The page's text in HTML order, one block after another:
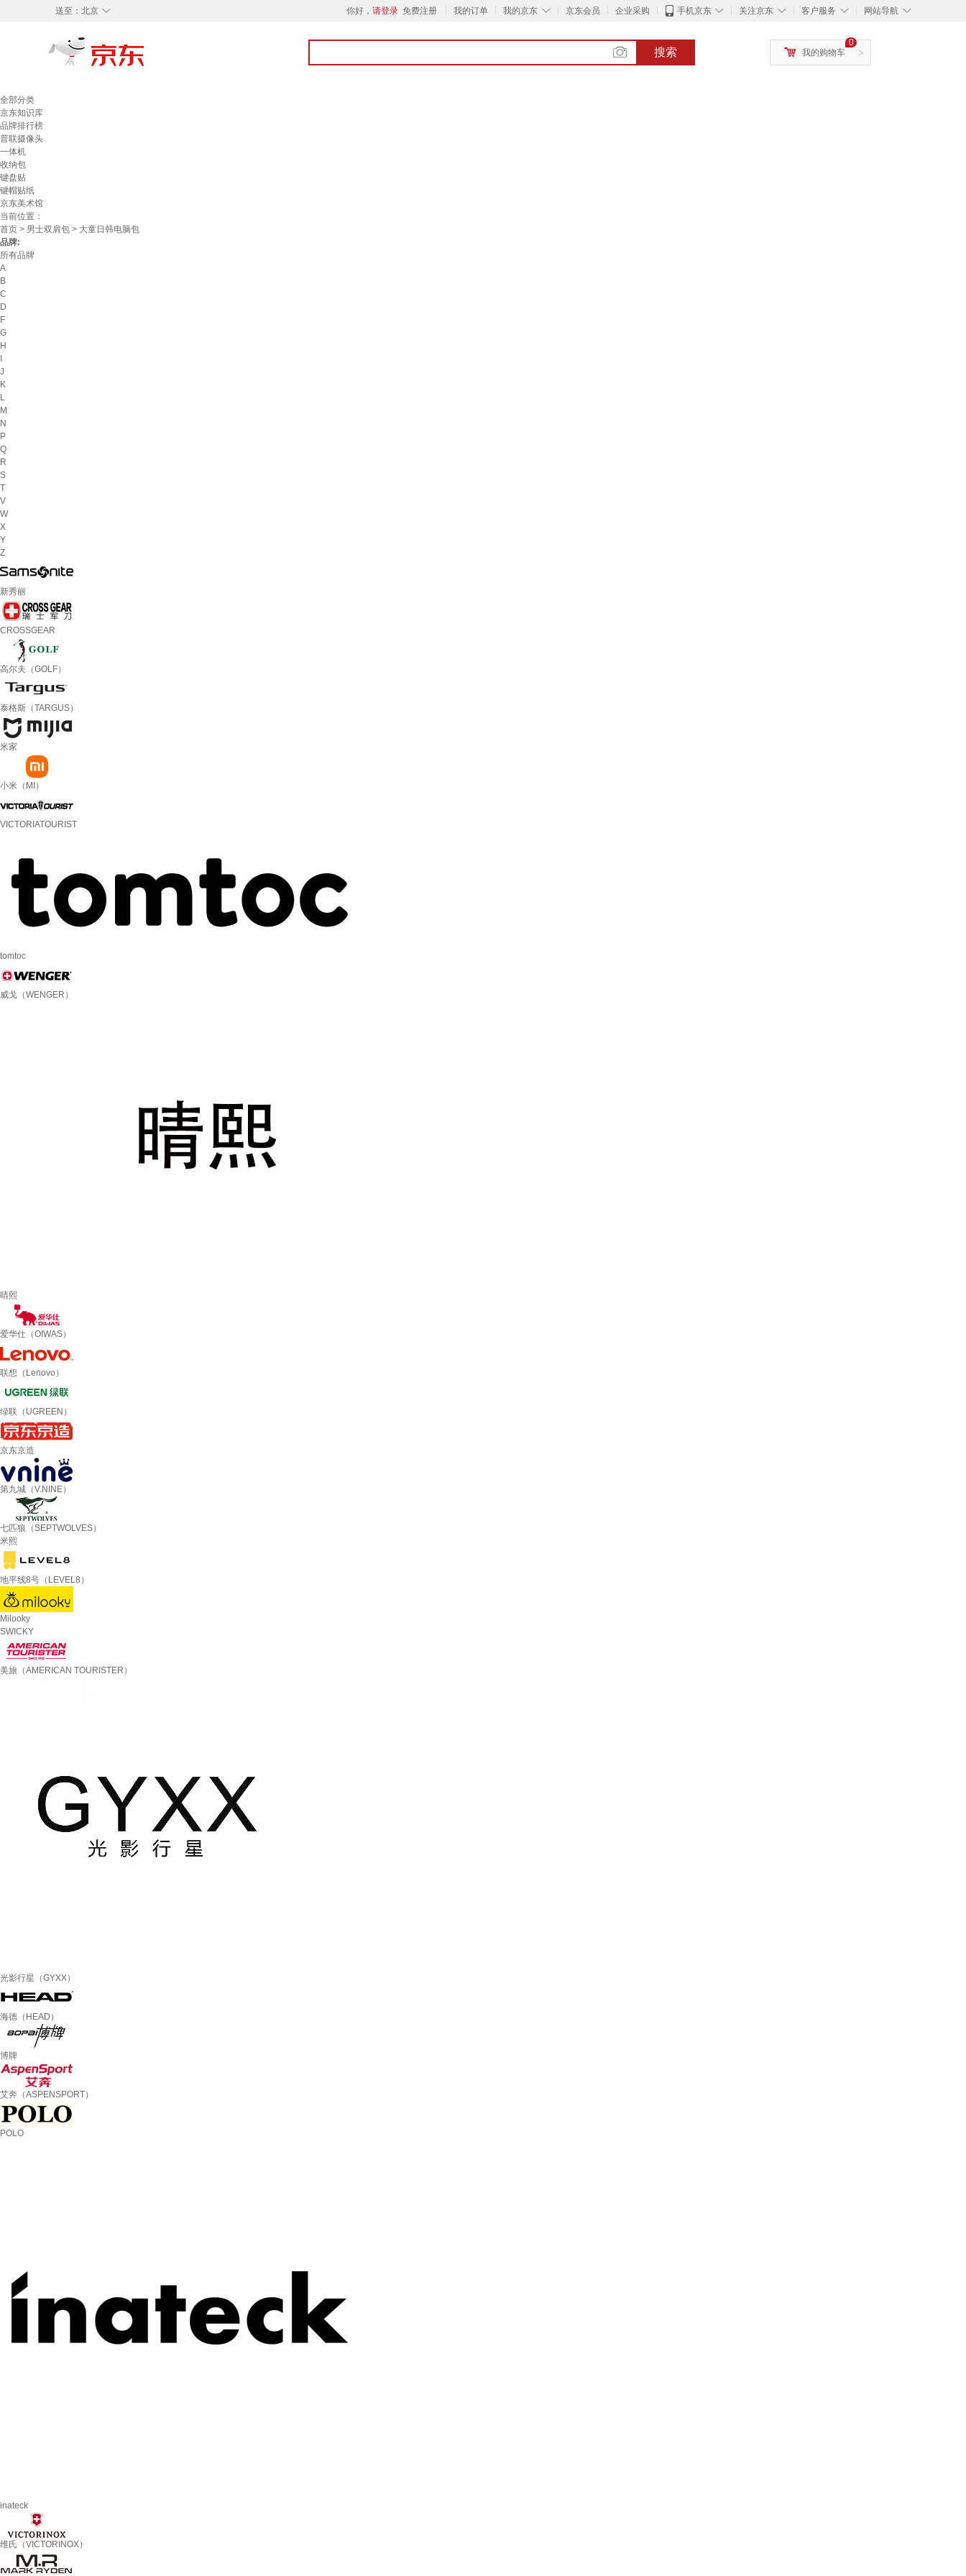
◇
送至： 北京 你好， 请登录 免费注册 我的订单 ◇
我的京东 京东会员 企业采购 ◇
手机京东 ◇
关注京东 ◇
客户服务 ◇
网站导航
搜索 >
0
我的购物车
全部分类
京东知识库
品牌排行榜
普联摄像头
一体机
收纳包
键盘贴
键帽贴纸
京东美术馆
当前位置：
首页 > 男士双肩包 > 大童日韩电脑包
品牌:
所有品牌
A
B
C
D
F
G
H
J
K
L
M
N
P
Q
R
S
T
V
W
X
Y
Z
新秀丽
CROSSGEAR
高尔夫（GOLF）
泰格斯（TARGUS）
米家
小米（MI）
VICTORIATOURIST
tomtoc
威戈（WENGER）
晴熙
爱华仕（OIWAS）
联想（Lenovo）
绿联（UGREEN）
京东京造
第九城（V.NINE）
七匹狼（SEPTWOLVES）
米熙
地平线8号（LEVEL8）
Milooky
SWICKY
美旅（AMERICAN TOURISTER）
光影行星（GYXX）
海德（HEAD）
博牌
艾奔（ASPENSPORT）
POLO
inateck
维氏（VICTORINOX）